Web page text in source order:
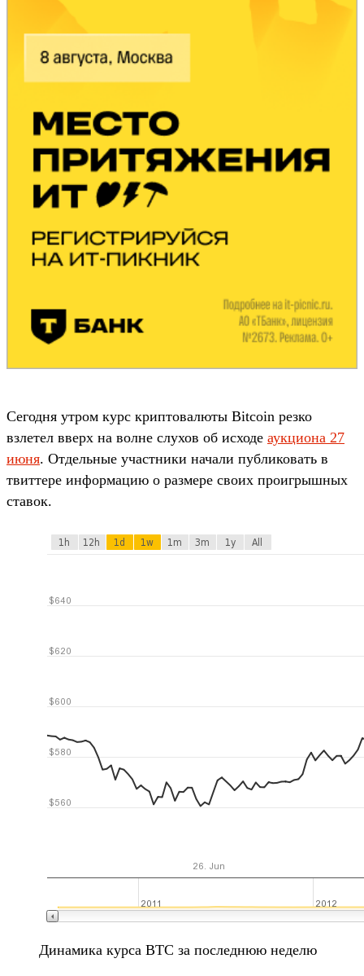
Сегодня утром курс криптовалюты Bitcoin резко
взлетел вверх на волне слухов об исходе аукциона 27
июня. Отдельные участники начали публиковать в
твиттере информацию о размере своих проигрышных
ставок.
Динамика курса BTC за последнюю неделю